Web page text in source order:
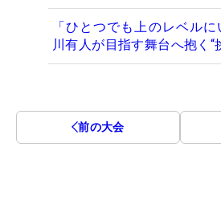
「ひとつでも上のレベル
川有人が目指す舞台へ抱く“
前の大会